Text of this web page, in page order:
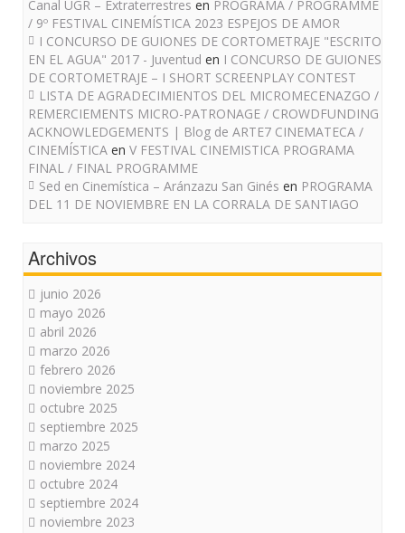
Canal UGR – Extraterrestres en PROGRAMA / PROGRAMME
/ 9º FESTIVAL CINEMÍSTICA 2023 ESPEJOS DE AMOR
I CONCURSO DE GUIONES DE CORTOMETRAJE "ESCRITO
EN EL AGUA" 2017 - Juventud en I CONCURSO DE GUIONES
DE CORTOMETRAJE – I SHORT SCREENPLAY CONTEST
LISTA DE AGRADECIMIENTOS DEL MICROMECENAZGO /
REMERCIEMENTS MICRO-PATRONAGE / CROWDFUNDING
ACKNOWLEDGEMENTS | Blog de ARTE7 CINEMATECA /
CINEMÍSTICA en V FESTIVAL CINEMISTICA PROGRAMA
FINAL / FINAL PROGRAMME
Sed en Cinemística – Aránzazu San Ginés en PROGRAMA
DEL 11 DE NOVIEMBRE EN LA CORRALA DE SANTIAGO
Archivos
junio 2026
mayo 2026
abril 2026
marzo 2026
febrero 2026
noviembre 2025
octubre 2025
septiembre 2025
marzo 2025
noviembre 2024
octubre 2024
septiembre 2024
noviembre 2023